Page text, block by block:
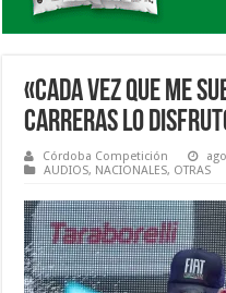
«CADA VEZ QUE ME
CARRERAS LO
Córdoba Competición
AUDIOS, NACIONALES, OTRAS